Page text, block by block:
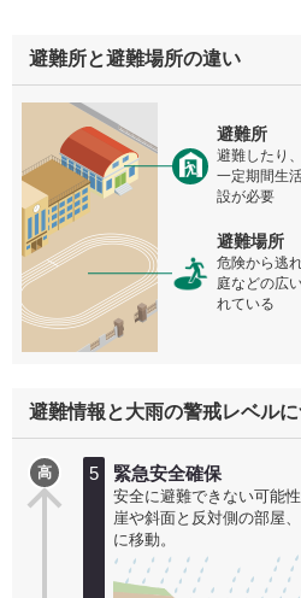
避難所と避難場所の違い
避難所
避難したり
一定期間生
設が必要
避難場所
危険から逃
庭などの広
れている
避難情報と大雨の警戒レベル
高 5 緊急安全確保
安全に避難できない可能
崖や斜面と反対側の部屋
に移動。